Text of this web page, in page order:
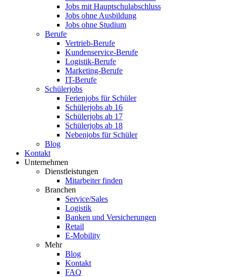
Jobs mit Hauptschulabschluss
Jobs ohne Ausbildung
Jobs ohne Studium
Berufe
Vertrieb-Berufe
Kundenservice-Berufe
Logistik-Berufe
Marketing-Berufe
IT-Berufe
Schülerjobs
Ferienjobs für Schüler
Schülerjobs ab 16
Schülerjobs ab 17
Schülerjobs ab 18
Nebenjobs für Schüler
Blog
Kontakt
Unternehmen
Dienstleistungen
Mitarbeiter finden
Branchen
Service/Sales
Logistik
Banken und Versicherungen
Retail
E-Mobility
Mehr
Blog
Kontakt
FAQ